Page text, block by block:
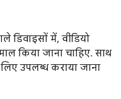
डिवाइसों में, वीडियो
किया जाना चाहिए. साथ
उपलब्ध कराया जाना